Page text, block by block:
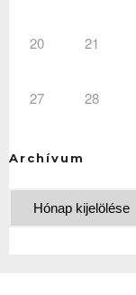
20 21
27 28
Archívum